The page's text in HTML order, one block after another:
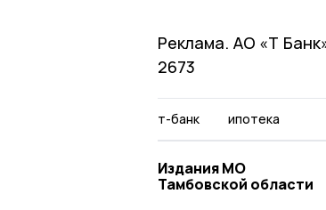
Реклама. АО «Т
2673
т-банк ипотека
Издания МО
Тамбовской области